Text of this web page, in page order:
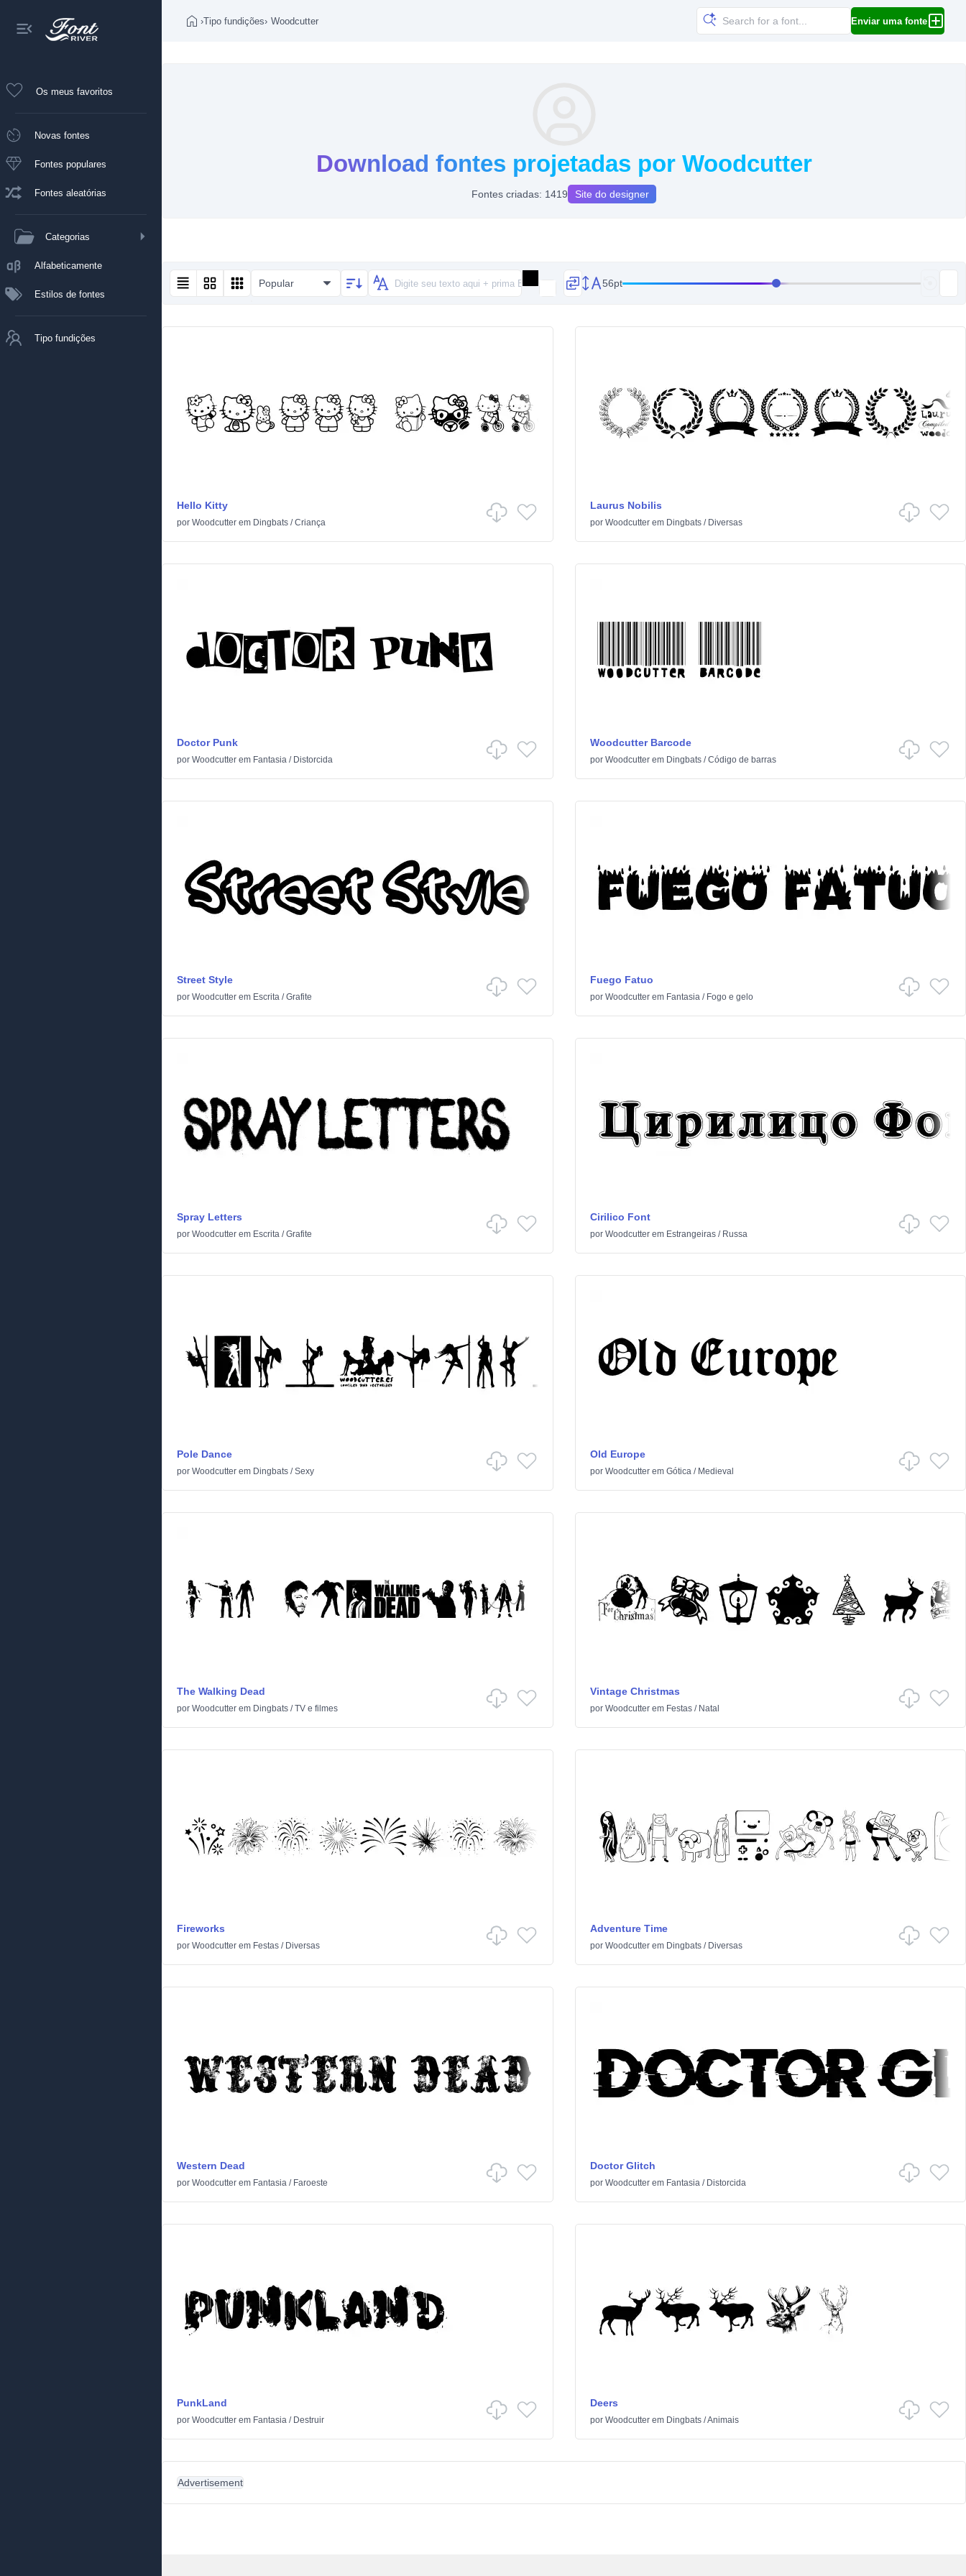
Os meus favoritos
Novas fontes
Fontes populares
Fontes aleatórias
Categorias
Alfabeticamente
Estilos de fontes
Tipo fundições
›Tipo fundições› Woodcutter Enviar uma fonte
Download fontes projetadas por Woodcutter
Fontes criadas: 1419 Site do designer
Popular 56pt
Hello Kitty
por Woodcutter em Dingbats /Criança
Laurus Nobilis
por Woodcutterem Dingbats/ Diversas
Doctor Punk
por Woodcutter em Fantasia / Distorcida
Woodcutter Barcode
por Woodcutterem Dingbats/Código de barras
Street Style
por Woodcutter em Escrita /Grafite
Fuego Fatuo
por Woodcutterem Fantasia/ Fogo e gelo
Spray Letters
por Woodcutter em Escrita /Grafite
Cirilico Font
por Woodcutterem Estrangeiras/ Russa
Pole Dance
por Woodcutter em Dingbats /Sexy
Old Europe
por Woodcutterem Gótica/ Medieval
The Walking Dead
por Woodcutter em Dingbats /TV e filmes
Vintage Christmas
por Woodcutterem Festas/ Natal
Fireworks
por Woodcutter em Festas / Diversas
Adventure Time
por Woodcutterem Dingbats/ Diversas
Western Dead
por Woodcutter em Fantasia / Faroeste
Doctor Glitch
por Woodcutterem Fantasia/ Distorcida
PunkLand
por Woodcutter em Fantasia / Destruir
Deers
por Woodcutterem Dingbats/Animais
Advertisement